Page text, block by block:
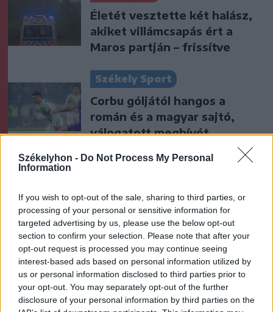
Székelyhon - Do Not Process My Personal
Information
If you wish to opt-out of the sale, sharing to third parties, or
processing of your personal or sensitive information for
targeted advertising by us, please use the below opt-out
section to confirm your selection. Please note that after your
opt-out request is processed you may continue seeing
interest-based ads based on personal information utilized by
us or personal information disclosed to third parties prior to
your opt-out. You may separately opt-out of the further
disclosure of your personal information by third parties on the
Életét vesztette két halász,
akiket villámcsapás ért a
Maros partján – frissítve
Székely Sport
Corbu góljától hangos a
román és a magyar sajtó,
válogatott meghívót
Büntetőfeljelentést tett
Majka ügyvédje a romániai
telefonszámról érkezett
fenyegetés miatt
Székely Sport
Nagy pofonba szaladt belé a